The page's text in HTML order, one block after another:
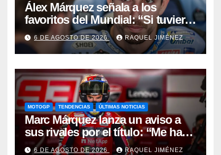
Álex Márquez señala a los
favoritos del Mundial: “Si tuviera
que apostar mi dinero, ya sabéis
por quién sería”
6 DE AGOSTO DE 2026 RAQUEL JIMÉNEZ
MOTOGP TENDENCIAS ÚLTIMAS NOTICIAS
Marc Márquez lanza un aviso a
sus rivales por el título: “Me han
dado una segunda oportunidad”
6 DE AGOSTO DE 2026 RAQUEL JIMÉNEZ